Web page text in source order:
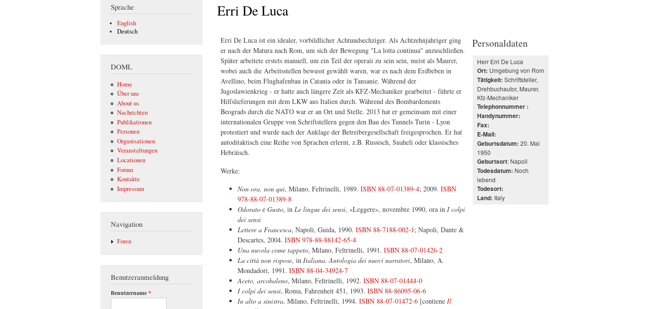
Sprache
English
Deutsch
DOML
Home
Über uns
About us
Nachrichten
Publikationen
Personen
Organisationen
Veranstaltungen
Locationen
Forum
Kontakte
Impressum
Navigation
Foren
Benutzeranmeldung
Benutzername*
Erri De Luca
Erri De Luca ist ein idealer, vorbildlicher Achtundsechziger. Als Achtzehnjahriger ging
er nach der Matura nach Rom, um sich der Bewegung "La lotta continua" anzuschließen.
Später arbeitete erstets manuell, um ein Teil der operaii zu sein sein, meist als Maurer,
wobei auch die Arbeitsstellen bewusst gewählt waren, war es nach dem Erdbeben in
Avellino, beim Flughafenbau in Catania oder in Tansanie. Während der
Jugoslawienkrieg - er hatte auch längere Zeit als KFZ-Mechaniker gearbeitet - führte er
Hilfslieferungen mit dem LKW aus Italien durch. Während des Bombardements
Beograds durch die NATO war er an Ort und Stelle. 2013 hat er gemeinsam mit einer
internationalen Gruppe von Schriftstellern gegen den Bau des Tunnels Turin - Lyon
protestiert und wurde nach der Anklage der Betreibergesellschaft freigesprochen. Er hat
autoditaktisch eine Reihe von Sprachen erlernt, z.B. Russisch, Suaheli oder klassisches
Hebräisch.
Werke:
Non ora, non qui, Milano, Feltrinelli, 1989. ISBN 88-07-01389-4; 2009. ISBN
978-88-07-01389-8
Odorato e Gusto, in Le lingue dei sensi, «Leggere», novembre 1990, ora in I colpi
dei sensi
Lettere a Francesca, Napoli, Guida, 1990. ISBN 88-7188-002-1; Napoli, Dante &
Descartes, 2004. ISBN 978-88-88142-65-4
Una nuvola come tappeto, Milano, Feltrinelli, 1991. ISBN 88-07-01426-2
La città non rispose, in Italiana. Antologia dei nuovi narratori, Milano, A.
Mondadori, 1991. ISBN 88-04-34924-7
Aceto, arcobaleno, Milano, Feltrinelli, 1992. ISBN 88-07-01444-0
I colpi dei sensi, Roma, Fahrenheit 451, 1993. ISBN 88-86095-06-6
In alto a sinistra, Milano, Feltrinelli, 1994. ISBN 88-07-01472-6 [contiene Il
Personaldaten
Herr Erri De Luca
Ort: Umgebung von Rom
Tätigkeit: Schriftsteller,
Drehbuchautor, Maurer,
Kfz-Mechaniker
Telephonnummer :
Handynummer:
Fax:
E-Mail:
Geburtsdatum: 20. Mai
1950
Geburtsort: Napoli
Todesdatum: Noch
lebend
Todesort:
Land: Italy